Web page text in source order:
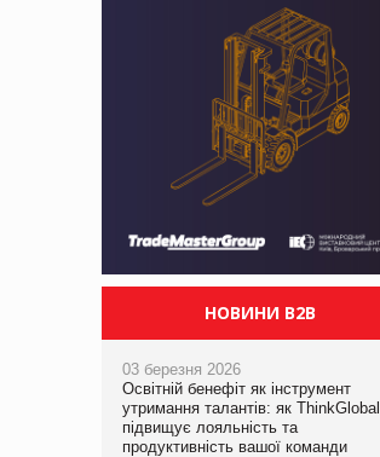
НОВИНИ B2B
03 березня 2026
Освітній бенефіт як інструмент
утримання талантів: як ThinkGlobal
підвищує лояльність та
продуктивність вашої команди